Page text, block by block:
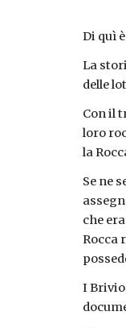
Di quì
La
delle
Con il
loro
la
Se ne
che
Rocca
I